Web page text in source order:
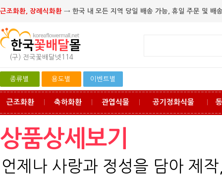
근조화환, 장례식화환 → 한국 내 모든 지역 당일 배송 가능, 휴일 주문 및 배
(구) 전국꽃배달넷114
종류별 용도별 이벤트별
근조화환 축하화환 관엽식물 공기정화식물
상품상세보기
언제나 사랑과 정성을 담아 제